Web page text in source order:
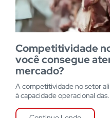
Competitividade
você consegue
mercado?
A competitividade no setor
à capacidade operacional